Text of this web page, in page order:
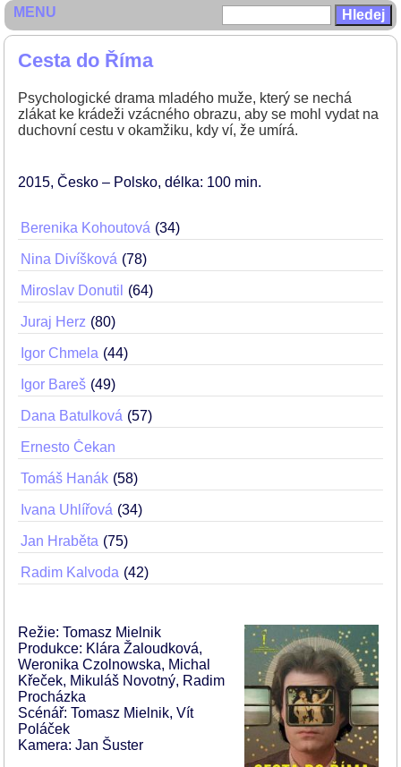
Cesta do Říma
Psychologické drama mladého muže, který se nechá
zlákat ke krádeži vzácného obrazu, aby se mohl vydat na
duchovní cestu v okamžiku, kdy ví, že umírá.
2015 Česko – Polsko délka: 100 min
Berenika Kohoutová 34
Nina Divíšková 78
Miroslav Donutil 64
Juraj Herz 80
Igor Chmela 44
Igor Bareš 49
Dana Batulková 57
Ernesto Čekan
Tomáš Hanák 58
Ivana Uhlířová 34
Jan Hraběta 75
Radim Kalvoda 42
Režie: Tomasz Mielnik
Produkce: Klára Žaloudková,
Weronika Czolnowska, Michal
Křeček, Mikuláš Novotný, Radim
Procházka
Scénář: Tomasz Mielnik, Vít
Poláček
Kamera: Jan Šuster
MENU